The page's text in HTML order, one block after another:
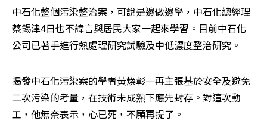
中石化整個污染整治案，可說是邊做邊學，中石化總經理
蔡錫津4日也不諱言與居民大家一起來學習。目前中石化
公司已著手進行熱處理研究試驗及中低濃度整治研究。
揭發中石化污染案的學者黃煥彰一再主張基於安全及避免
二次污染的考量，在技術未成熟下應先封存。對這次動
工，他無奈表示，心已死，不願再提了。